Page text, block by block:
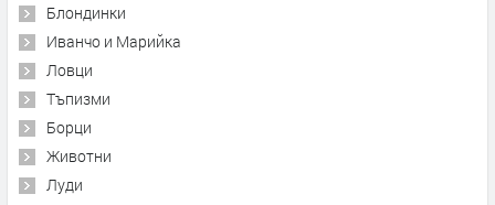
Блондинки
Иванчо и Марийка
Ловци
Тъпизми
Борци
Животни
Луди